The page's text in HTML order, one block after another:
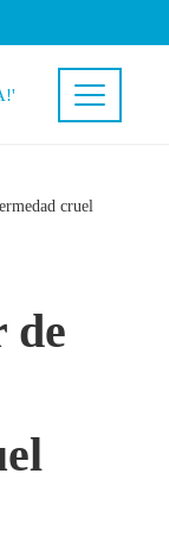
cruel
de